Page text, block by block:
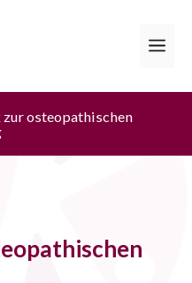
osteopathischen